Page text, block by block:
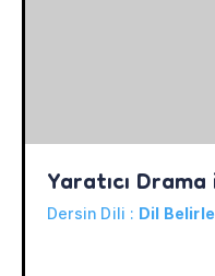
Yaratıcı
Dersin Dili : Dil